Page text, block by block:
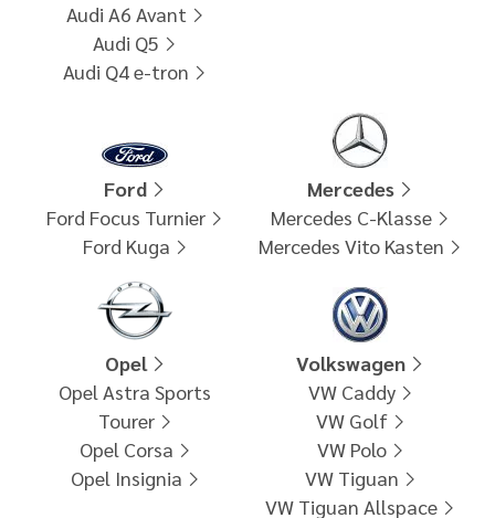
Audi A6 Avant
Audi Q5
Audi Q4 e-tron
Ford
Ford Focus Turnier
Ford Kuga
Mercedes
Mercedes C-Klasse
Mercedes Vito Kasten
Opel
Opel Astra Sports
Tourer
Opel Corsa
Opel Insignia
Volkswagen
VW Caddy
VW Golf
VW Polo
VW Tiguan
VW Tiguan Allspace